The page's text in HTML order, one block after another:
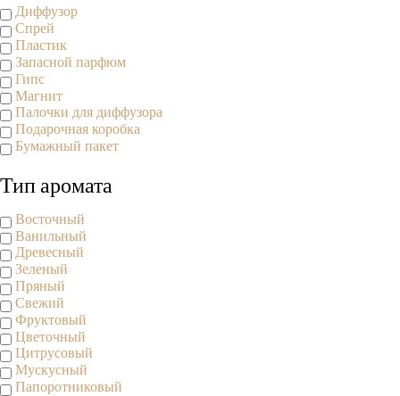
Диффузор
Спрей
Пластик
Запасной парфюм
Гипс
Магнит
Палочки для диффузора
Подарочная коробка
Бумажный пакет
Тип аромата
Восточный
Ванильный
Древесный
Зеленый
Пряный
Свежий
Фруктовый
Цветочный
Цитрусовый
Мускусный
Папоротниковый